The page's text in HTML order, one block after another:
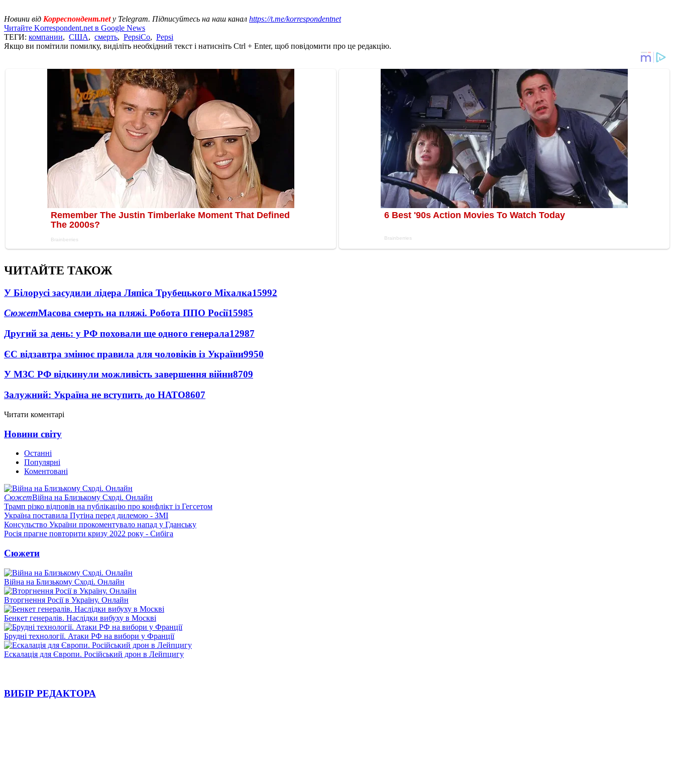
Новини від Корреспондент.netу Telegram. Підписуйтесь на наш канал https://t.me/korrespondentnet
Читайте Korrespondent.net в Google News
ТЕГИ: компании, США, смерть, PepsiCo, Pepsi
Якщо ви помітили помилку, виділіть необхідний текст і натисніть Ctrl + Enter, щоб повідомити про це редакцію.
ЧИТАЙТЕ ТАКОЖ
У Білорусі засудили лідера Ляпіса Трубецького Міхалка15992
СюжетМасова смерть на пляжі. Робота ППО Росії15985
Другий за день: у РФ поховали ще одного генерала12987
ЄС відзавтра змінює правила для чоловіків із України9950
У МЗС РФ відкинули можливість завершення війни8709
Залужний: Україна не вступить до НАТО8607
Читати коментарі
Новини світу
Останні
Популярні
Коментовані
СюжетВійна на Близькому Сході. Онлайн
Трамп різко відповів на публікацію про конфлікт із Гегсетом
Україна поставила Путіна перед дилемою - ЗМІ
Консульство України прокоментувало напад у Гданську
Росія прагне повторити кризу 2022 року - Сибіга
Сюжети
Війна на Близькому Сході. Онлайн
Вторгнення Росії в Україну. Онлайн
Бенкет генералів. Наслідки вибуху в Москві
Брудні технології. Атаки РФ на вибори у Франції
Ескалація для Європи. Російський дрон в Лейпцигу
ВИБІР РЕДАКТОРА